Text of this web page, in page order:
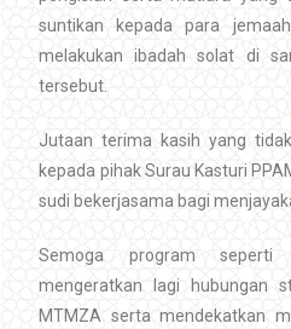
suntikan kepada para
melakukan ibadah solat di
tersebut.
Jutaan terima kasih yang
kepada pihak Surau Kasturi
sudi bekerjasama bagi
Semoga program
mengeratkan lagi hubungan
MTMZA serta mendekatkan